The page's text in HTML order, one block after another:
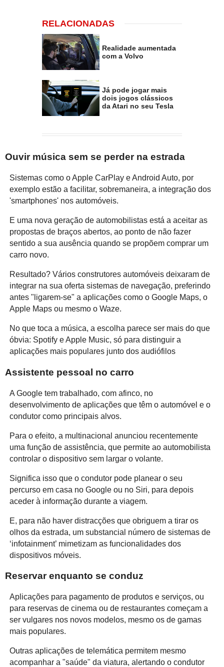
RELACIONADAS
Realidade aumentada
com a Volvo
Já pode jogar mais
dois jogos clássicos
da Atari no seu Tesla
Ouvir música sem se perder na estrada
Sistemas como o Apple CarPlay e Android Auto, por
exemplo estão a facilitar, sobremaneira, a integração dos
'smartphones' nos automóveis.
E uma nova geração de automobilistas está a aceitar as
propostas de braços abertos, ao ponto de não fazer
sentido a sua ausência quando se propõem comprar um
carro novo.
Resultado? Vários construtores automóveis deixaram de
integrar na sua oferta sistemas de navegação, preferindo
antes "ligarem-se" a aplicações como o Google Maps, o
Apple Maps ou mesmo o Waze.
No que toca a música, a escolha parece ser mais do que
óbvia: Spotify e Apple Music, só para distinguir a
aplicações mais populares junto dos audiófilos
Assistente pessoal no carro
A Google tem trabalhado, com afinco, no
desenvolvimento de aplicações que têm o automóvel e o
condutor como principais alvos.
Para o efeito, a multinacional anunciou recentemente
uma função de assistência, que permite ao automobilista
controlar o dispositivo sem largar o volante.
Significa isso que o condutor pode planear o seu
percurso em casa no Google ou no Siri, para depois
aceder à informação durante a viagem.
E, para não haver distracções que obriguem a tirar os
olhos da estrada, um substancial número de sistemas de
‘infotainment’ mimetizam as funcionalidades dos
dispositivos móveis.
Reservar enquanto se conduz
Aplicações para pagamento de produtos e serviços, ou
para reservas de cinema ou de restaurantes começam a
ser vulgares nos novos modelos, mesmo os de gamas
mais populares.
Outras aplicações de telemática permitem mesmo
acompanhar a "saúde" da viatura, alertando o condutor